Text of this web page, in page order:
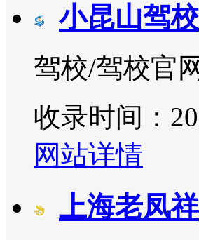
小昆山驾校
驾校/驾校官
收录时间：
网站详情
上海老凤祥